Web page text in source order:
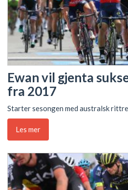
Ewan vil gjenta
fra 2017
Starter sesongen med australsk
Les mer